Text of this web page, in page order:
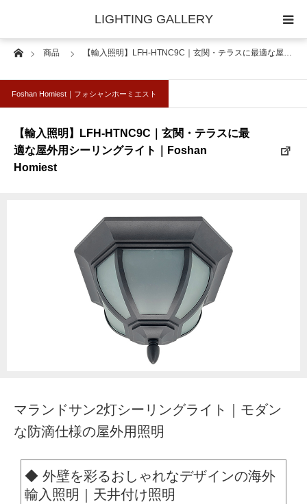
LIGHTING GALLERY
Home商品 【輸入照明】LFH-HTNC9C｜玄関・テラスに最適な屋…
Foshan Homiest｜フォシャンホーミエスト
【輸入照明】LFH-HTNC9C｜玄関・テラスに最
適な屋外用シーリングライト｜Foshan
Homiest
マランドサン2灯シーリングライト｜モダン
な防滴仕様の屋外用照明
◆ 外壁を彩るおしゃれなデザインの海外
輸入照明｜天井付け照明
◆照明器具｜セレクター
◆照明器具｜技術情報